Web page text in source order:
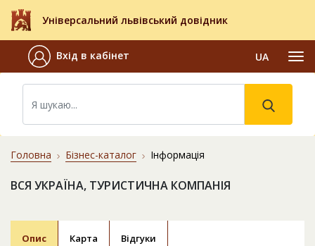
Універсальний львівський довідник
Вхід в кабінет UA
Головна Бізнес-каталог Інформація
ВСЯ УКРАЇНА, ТУРИСТИЧНА КОМПАНІЯ
Опис Карта Відгуки